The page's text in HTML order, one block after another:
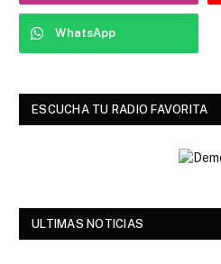
WhatsApp
ESCUCHA TU RADIO FAVORITA
ULTIMAS NOTICIAS